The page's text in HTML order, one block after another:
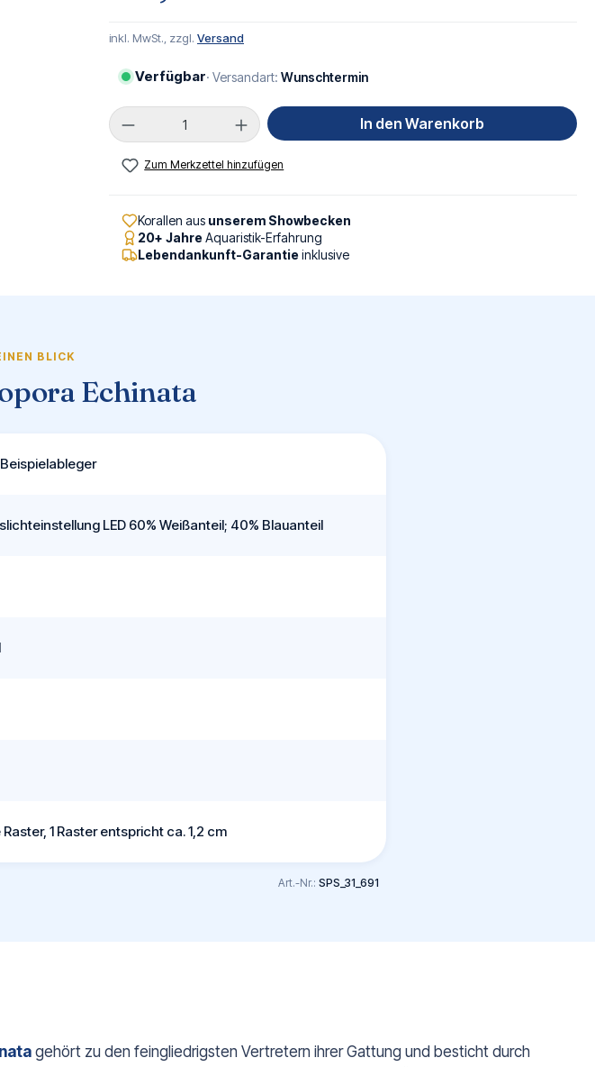
inkl. MwSt., zzgl. Versand
Verfügbar· Versandart: Wunschtermin
Produkt Anzahl: Gib den gewünschten Wert ein
In den Warenkorb
Zum Merkzettel hinzufügen
Korallen aus unserem Showbecken
20+ JahreAquaristik-Erfahrung
Lebendankunft-Garantieinklusive
BLICK
Echinata
LED 60% Weißanteil; 40% Blauanteil
1 Raster entspricht ca. 1,2 cm
Art.-Nr.: SPS_31_691
gehört zu den feingliedrigsten Vertretern ihrer Gattung und besticht durch